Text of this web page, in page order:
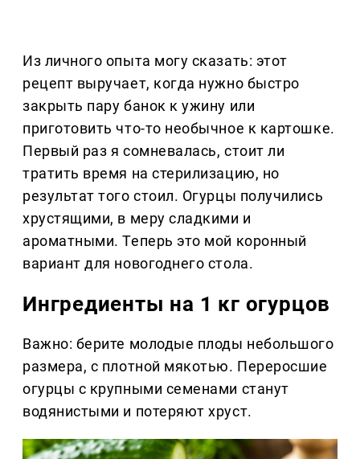
Из личного опыта могу сказать: этот
рецепт выручает, когда нужно быстро
закрыть пару банок к ужину или
приготовить что-то необычное к картошке.
Первый раз я сомневалась, стоит ли
тратить время на стерилизацию, но
результат того стоил. Огурцы получились
хрустящими, в меру сладкими и
ароматными. Теперь это мой коронный
вариант для новогоднего стола.
Ингредиенты на 1 кг огурцов
Важно: берите молодые плоды небольшого
размера, с плотной мякотью. Переросшие
огурцы с крупными семенами станут
водянистыми и потеряют хруст.